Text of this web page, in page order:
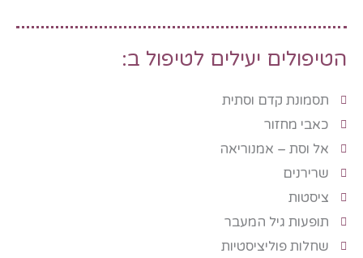
הטיפולים יעילים לטיפול ב:
תסמונת קדם וסתית
כאבי מחזור
אל וסת – אמנוריאה
שרירנים
ציסטות
תופעות גיל המעבר
שחלות פוליציסטיות